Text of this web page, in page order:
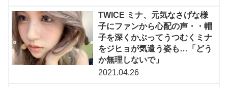
TWICE ミナ、元気なさげな様
子にファンから心配の声・・帽
子を深くかぶってうつむくミナ
をジヒョが気遣う姿も…「どう
か無理しないで」
2021.04.26